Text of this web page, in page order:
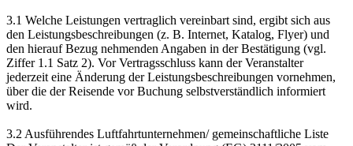
3.1 Welche Leistungen vertraglich vereinbart sind, ergibt sich aus
den Leistungsbeschreibungen (z. B. Internet, Katalog, Flyer) und
den hierauf Bezug nehmenden Angaben in der Bestätigung (vgl.
Ziffer 1.1 Satz 2). Vor Vertragsschluss kann der Veranstalter
jederzeit eine Änderung der Leistungsbeschreibungen vornehmen,
über die der Reisende vor Buchung selbstverständlich informiert
wird.
3.2 Ausführendes Luftfahrtunternehmen/ gemeinschaftliche Liste